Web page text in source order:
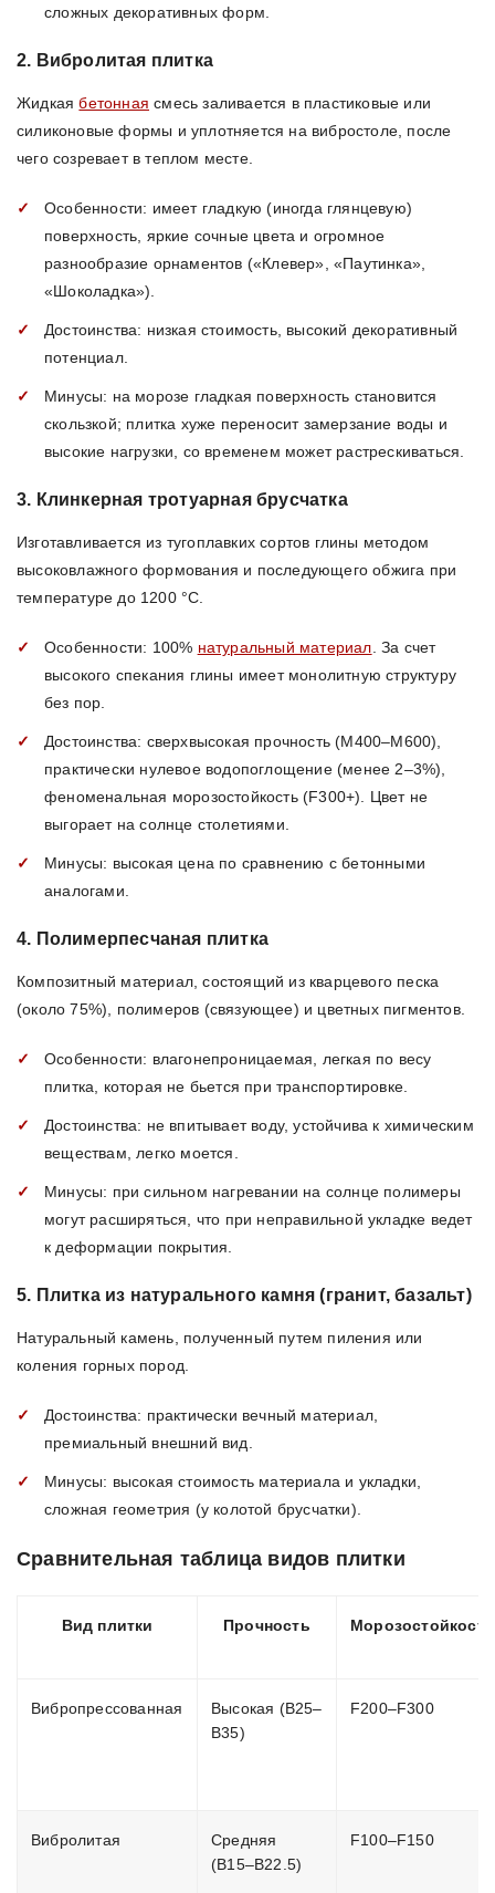
сложных декоративных форм.
2. Вибролитая плитка
Жидкаябетонная смесь заливается в пластиковые или
силиконовые формы и уплотняется на вибростоле, после
чего созревает в теплом месте.
Особенности: имеет гладкую (иногда глянцевую)
поверхность, яркие сочные цвета и огромное
разнообразие орнаментов («Клевер», «Паутинка»,
«Шоколадка»).
Достоинства: низкая стоимость, высокий декоративный
потенциал.
Минусы: на морозе гладкая поверхность становится
скользкой; плитка хуже переносит замерзание воды и
высокие нагрузки, со временем может растрескиваться.
3. Клинкерная тротуарная брусчатка
Изготавливается из тугоплавких сортов глины методом
высоковлажного формования и последующего обжига при
температуре до 1200 °C.
Особенности: 100% натуральный материал . За счет
высокого спекания глины имеет монолитную структуру
без пор.
Достоинства: сверхвысокая прочность (М400–М600),
практически нулевое водопоглощение (менее 2–3%),
феноменальная морозостойкость (F300+). Цвет не
выгорает на солнце столетиями.
Минусы: высокая цена по сравнению с бетонными
аналогами.
4. Полимерпесчаная плитка
Композитный материал, состоящий из кварцевого песка
(около 75%), полимеров (связующее) и цветных пигментов.
Особенности: влагонепроницаемая, легкая по весу
плитка, которая не бьется при транспортировке.
Достоинства: не впитывает воду, устойчива к химическим
веществам, легко моется.
Минусы: при сильном нагревании на солнце полимеры
могут расширяться, что при неправильной укладке ведет
к деформации покрытия.
5. Плитка из натурального камня (гранит, базальт)
Натуральный камень, полученный путем пиления или
коления горных пород.
Достоинства: практически вечный материал,
премиальный внешний вид.
Минусы: высокая стоимость материала и укладки,
сложная геометрия (у колотой брусчатки).
Сравнительная таблица видов плитки
Вид плитки Прочность Морозостойкость
Вибропрессованная
Высокая (B25–
B35)
F200–F300
Вибролитая
Средняя
(B15–B22.5)
F100–F150